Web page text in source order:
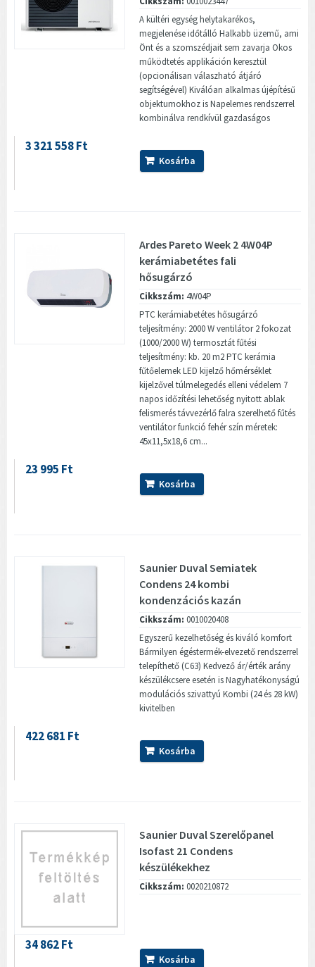
A kültéri egység helytakarékos,
megjelenése időtálló Halkabb üzemű, ami
Önt és a szomszédjait sem zavarja Okos
működtetés applikáción keresztül
(opcionálisan válaszható átjáró
segítségével) Kiválóan alkalmas újépítésű
objektumokhoz is Napelemes rendszerrel
kombinálva rendkívül gazdaságos
3 321 558 Ft
Kosárba
Ardes Pareto Week 2 4W04P
kerámiabetétes fali
hősugárzó
Cikkszám: 4W04P
PTC kerámiabetétes hősugárzó
teljesítmény: 2000 W ventilátor 2 fokozat
(1000/2000 W) termosztát fűtési
teljesítmény: kb. 20 m2 PTC kerámia
fűtőelemek LED kijelző hőmérséklet
kijelzővel túlmelegedés elleni védelem 7
napos időzítési lehetőség nyitott ablak
felismerés távvezérlő falra szerelhető fűtés
ventilátor funkció fehér szín méretek:
45x11,5x18,6 cm...
23 995 Ft
Kosárba
Saunier Duval Semiatek
Condens 24 kombi
kondenzációs kazán
Cikkszám: 0010020408
Egyszerű kezelhetőség és kiváló komfort
Bármilyen égéstermék-elvezető rendszerrel
telepíthető (C63) Kedvező ár/érték arány
készülékcsere esetén is Nagyhatékonyságú
modulációs szivattyú Kombi (24 és 28 kW)
kivitelben
422 681 Ft
Kosárba
Saunier Duval Szerelőpanel
Isofast 21 Condens
készülékekhez
Cikkszám: 0020210872
34 862 Ft
Kosárba